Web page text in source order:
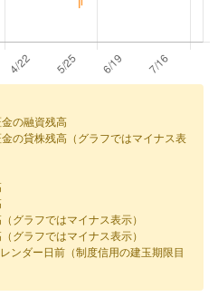
金の融資残高
金の貸株残高（グラフではマイナス表
グラフではマイナス表示）
グラフではマイナス表示）
ンダー日前（制度信用の建玉期限目